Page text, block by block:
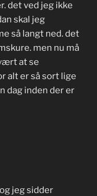
det ved jeg ikke
skal jeg
så langt ned. det
men nu må
at se
alt er så sort lige
dag inden der er
jeg sidder